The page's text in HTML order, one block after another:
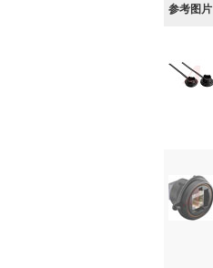
参考图片